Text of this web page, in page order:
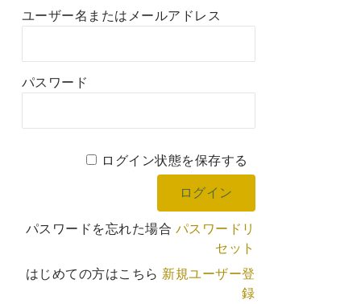
ユーザー名またはメールアドレス
パスワード
ログイン状態を保存する
パスワードを忘れた場合 パスワードリ
セット
はじめての方はこちら 新規ユーザー登
録